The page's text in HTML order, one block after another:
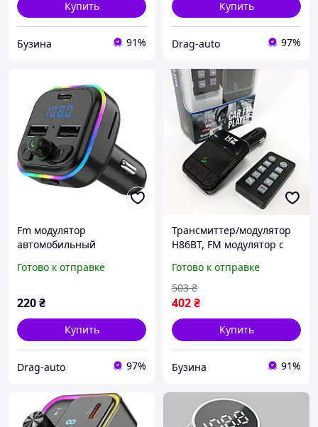
Купить
Бузина 91%
Купить
Drag-auto 97%
Fm модулятор
автомобильный
5.0 12-24V с подсветкой и
зарядки (QC3.0)
Готово к отправке
220₴
Купить
Drag-auto 97%
Трансмиттер/модулятор
H86BT, FM модулятор с
трансмиттер в машину,
Качественный фм
модулятор buzyna
Готово к отправке
402₴
503 ₴
Купить
Бузина 91%